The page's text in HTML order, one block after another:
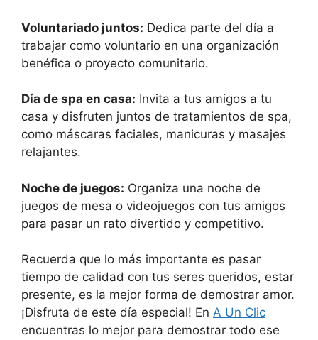
Voluntariado juntos: Dedica parte del día a
trabajar como voluntario en una organización
benéfica o proyecto comunitario.
Día de spa en casa: Invita a tus amigos a tu
casa y disfruten juntos de tratamientos de spa,
como máscaras faciales, manicuras y masajes
relajantes.
Noche de juegos: Organiza una noche de
juegos de mesa o videojuegos con tus amigos
para pasar un rato divertido y competitivo.
Recuerda que lo más importante es pasar
tiempo de calidad con tus seres queridos, estar
presente, es la mejor forma de demostrar amor.
¡Disfruta de este día especial! En A Un Clic
encuentras lo mejor para demostrar todo ese